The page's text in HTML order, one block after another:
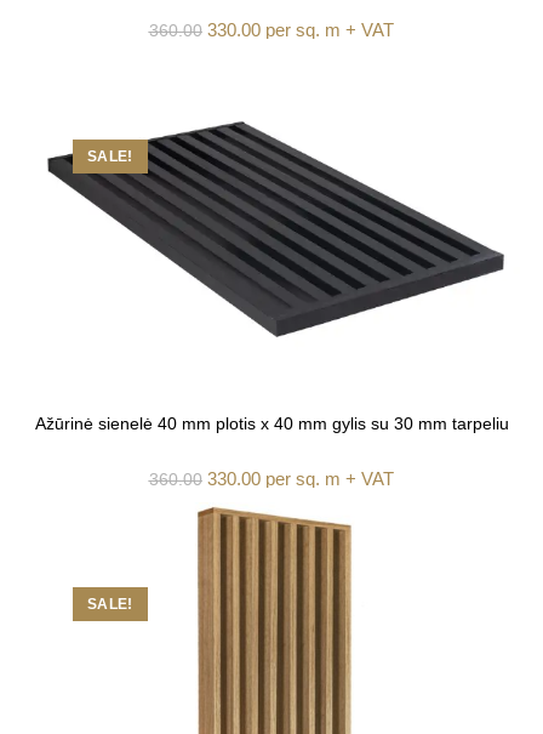
360.00 330.00per sq. m + VAT
SALE!
Ažūrinė sienelė 40 mm plotis x 40 mm gylis su 30 mm tarpeliu
360.00 330.00per sq. m + VAT
SALE!